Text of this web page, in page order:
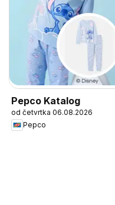
Pepco Katalog
od četvrtka 06.08.2026
Pepco